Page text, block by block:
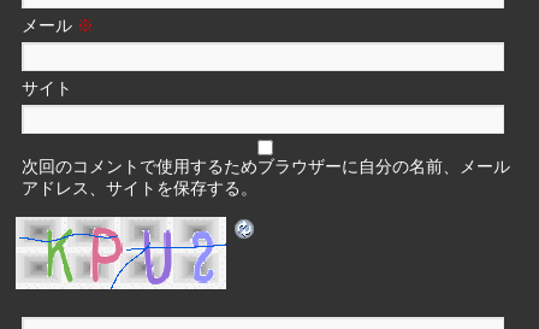
メール ※
サイト
次回のコメントで使用するためブラウザーに自分の名前、メール
アドレス、サイトを保存する。